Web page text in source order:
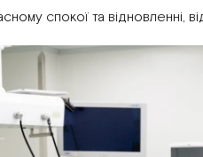
спокої та відновленні,